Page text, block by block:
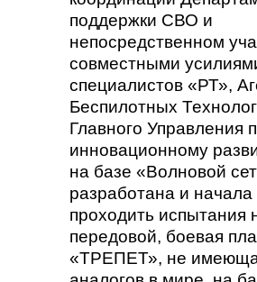
поддержки СВО и
непосредственном
совместными
специалистов «РТ»,
Беспилотных
Главного Управления
инновационному
на базе «Волновой
разработана и начала
проходить испытания
передовой, боевая
«ТРЕПЕТ», не